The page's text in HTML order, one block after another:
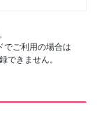
でご利用の場合は
できません。